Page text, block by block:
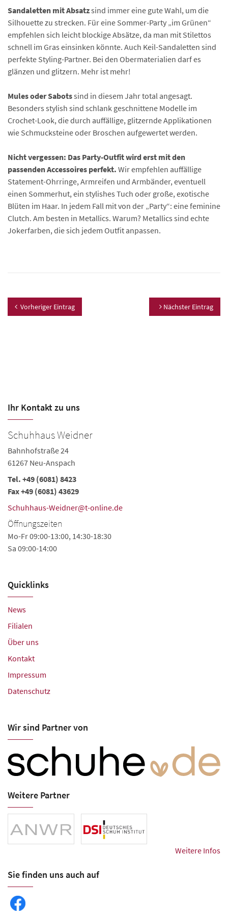
Sandaletten mit Absatzsind immer eine gute Wahl, um die
Silhouette zu strecken. Für eine Sommer-Party „im Grünen“
empfehlen sich leicht blockige Absätze, da man mit Stilettos
schnell im Gras einsinken könnte. Auch Keil-Sandaletten sind
perfekte Styling-Partner. Bei den Obermaterialien darf es
glänzen und glitzern. Mehr ist mehr!
Mules oder Sabotssind in diesem Jahr total angesagt.
Besonders stylish sind schlank geschnittene Modelle im
Crochet-Look, die durch auffällige, glitzernde Applikationen
wie Schmucksteine oder Broschen aufgewertet werden.
Nicht vergessen: Das Party-Outfit wird erst mit den
passenden Accessoires perfekt. Wir empfehlen auffällige
Statement-Ohrringe, Armreifen und Armbänder, eventuell
einen Sommerhut, ein stylishes Tuch oder große, exotische
Blüten im Haar. In jedem Fall mit von der „Party“: eine feminine
Clutch. Am besten in Metallics. Warum? Metallics sind echte
Jokerfarben, die sich jedem Outfit anpassen.
Vorheriger Eintrag Nächster Eintrag
Ihr Kontakt zu uns
Schuhhaus Weidner
Bahnhofstraße 24
61267 Neu-Anspach
Tel. +49 (6081) 8423
Fax +49 (6081) 43629
Schuhhaus-Weidner@t-online.de
Öffnungszeiten
Mo-Fr 09:00-13:00, 14:30-18:30
Sa 09:00-14:00
Quicklinks
News
Filialen
Über uns
Kontakt
Impressum
Datenschutz
Wir sind Partner von
Weitere Partner
Weitere Infos
Sie finden uns auch auf